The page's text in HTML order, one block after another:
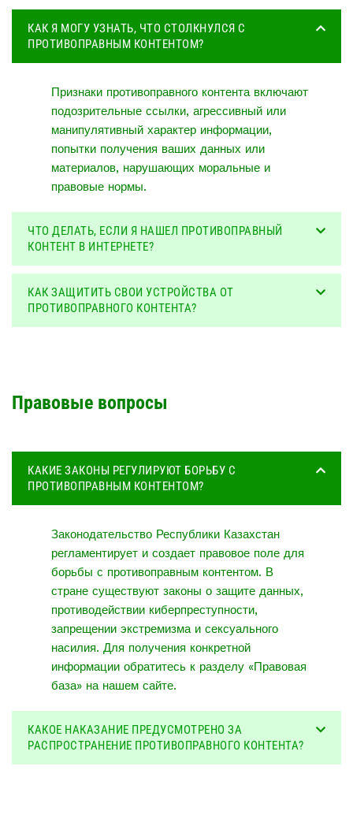
КАК Я МОГУ УЗНАТЬ, ЧТО СТОЛКНУЛСЯ С
ПРОТИВОПРАВНЫМ КОНТЕНТОМ?
Признаки противоправного контента включают
подозрительные ссылки, агрессивный или
манипулятивный характер информации,
попытки получения ваших данных или
материалов, нарушающих моральные и
правовые нормы.
ЧТО ДЕЛАТЬ, ЕСЛИ Я НАШЕЛ ПРОТИВОПРАВНЫЙ
КОНТЕНТ В ИНТЕРНЕТЕ?
КАК ЗАЩИТИТЬ СВОИ УСТРОЙСТВА ОТ
ПРОТИВОПРАВНОГО КОНТЕНТА?
Правовые вопросы
КАКИЕ ЗАКОНЫ РЕГУЛИРУЮТ БОРЬБУ С
ПРОТИВОПРАВНЫМ КОНТЕНТОМ?
Законодательство Республики Казахстан
регламентирует и создает правовое поле для
борьбы с противоправным контентом. В
стране существуют законы о защите данных,
противодействии киберпреступности,
запрещении экстремизма и сексуального
насилия. Для получения конкретной
информации обратитесь к разделу «Правовая
база» на нашем сайте.
КАКОЕ НАКАЗАНИЕ ПРЕДУСМОТРЕНО ЗА
РАСПРОСТРАНЕНИЕ ПРОТИВОПРАВНОГО КОНТЕНТА?